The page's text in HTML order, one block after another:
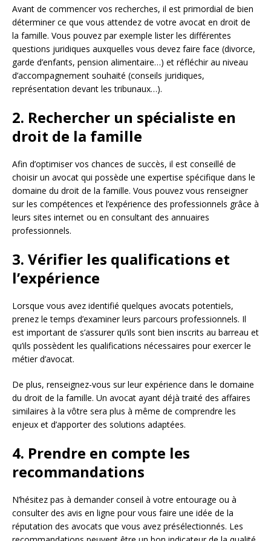
Avant de commencer vos recherches, il est primordial de bien
déterminer ce que vous attendez de votre avocat en droit de
la famille. Vous pouvez par exemple lister les différentes
questions juridiques auxquelles vous devez faire face (divorce,
garde d’enfants, pension alimentaire…) et réfléchir au niveau
d’accompagnement souhaité (conseils juridiques,
représentation devant les tribunaux…).
2. Rechercher un spécialiste en
droit de la famille
Afin d’optimiser vos chances de succès, il est conseillé de
choisir un avocat qui possède une expertise spécifique dans le
domaine du droit de la famille. Vous pouvez vous renseigner
sur les compétences et l’expérience des professionnels grâce à
leurs sites internet ou en consultant des annuaires
professionnels.
3. Vérifier les qualifications et
l’expérience
Lorsque vous avez identifié quelques avocats potentiels,
prenez le temps d’examiner leurs parcours professionnels. Il
est important de s’assurer qu’ils sont bien inscrits au barreau et
qu’ils possèdent les qualifications nécessaires pour exercer le
métier d’avocat.
De plus, renseignez-vous sur leur expérience dans le domaine
du droit de la famille. Un avocat ayant déjà traité des affaires
similaires à la vôtre sera plus à même de comprendre les
enjeux et d’apporter des solutions adaptées.
4. Prendre en compte les
recommandations
N’hésitez pas à demander conseil à votre entourage ou à
consulter des avis en ligne pour vous faire une idée de la
réputation des avocats que vous avez présélectionnés. Les